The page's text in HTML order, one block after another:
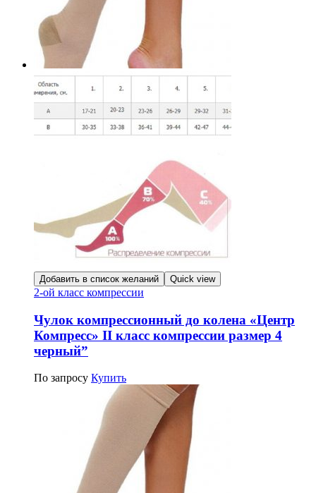
Добавить в список желаний Quick view
2-ой класс компрессии
Чулок компрессионный до колена «Центр
Компресс» II класс компрессии размер 4
черный”
По запросу Купить